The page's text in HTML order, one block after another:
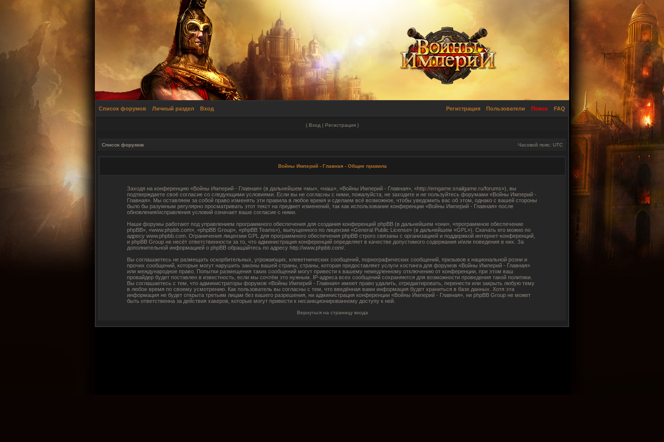
Список форумов Личный раздел Вход FAQ
Поиск
Пользователи
Регистрация
( Вход | Регистрация)
Список форумов Часовой пояс: UTC
Войны Империй - Главная - Общие правила
Заходя на конференцию «Войны Империй - Главная» (в дальнейшем «мы», «наш», «Войны Империй - Главная», «http://emgame.snailgame.ru/forums»), вы
подтверждаете своё согласие со следующими условиями. Если вы не согласны с ними, пожалуйста, не заходите и не пользуйтесь форумами «Войны Империй -
Главная». Мы оставляем за собой право изменять эти правила в любое время и сделаем всё возможное, чтобы уведомить вас об этом, однако с вашей стороны
было бы разумным регулярно просматривать этот текст на предмет изменений, так как использование конференции «Войны Империй - Главная» после
обновления/исправления условий означает ваше согласие с ними.
Наши форумы работают под управлением программного обеспечения для создания конференций phpBB (в дальнейшем «они», «программное обеспечение
phpBB», «www.phpbb.com», «phpBB Group», «phpBB Teams»), выпущенного по лицензии «General Public License» (в дальнейшем «GPL»). Скачать его можно по
адресу www.phpbb.com . Ограничения лицензии GPL для программного обеспечения phpBB строго связаны с организацией и поддержкой интернет-конференций,
и phpBB Group не несёт ответственности за то, что администрация конференций определяет в качестве допустимого содержания и/или поведения в них. За
дополнительной информацией о phpBB обращайтесь по адресу http://www.phpbb.com/
Вы соглашаетесь не размещать оскорбительных, угрожающих, клеветнических сообщений, порнографических сообщений, призывов к национальной розни и
прочих сообщений, которые могут нарушить законы вашей страны, страны, которая предоставляет услуги хостинга для форумов «Войны Империй - Главная»
или международное право. Попытки размещения таких сообщений могут привести к вашему немедленному отключению от конференции, при этом ваш
провайдер будет поставлен в известность, если мы сочтём это нужным. IP-адреса всех сообщений сохраняются для возможности проведения такой политики.
Вы соглашаетесь с тем, что администраторы форумов «Войны Империй - Главная» имеют право удалить, отредактировать, перенести или закрыть любую тему
в любое время по своему усмотрению. Как пользователь вы согласны с тем, что введённая вами информация будет храниться в базе данных. Хотя эта
информация не будет открыта третьим лицам без вашего разрешения, ни администрация конференции «Войны Империй - Главная», ни phpBB Group не может
быть ответственна за действия хакеров, которые могут привести к несанкционированному доступу к ней.
Вернуться на страницу входа